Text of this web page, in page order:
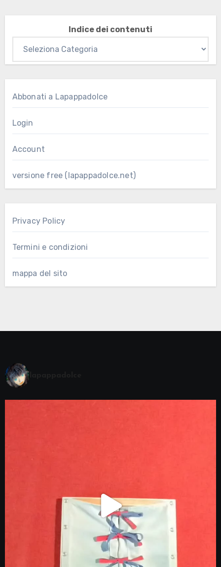
Indice dei contenuti
Abbonati a Lapappadolce
Login
Account
versione free (lapappadolce.net)
Privacy Policy
Termini e condizioni
mappa del sito